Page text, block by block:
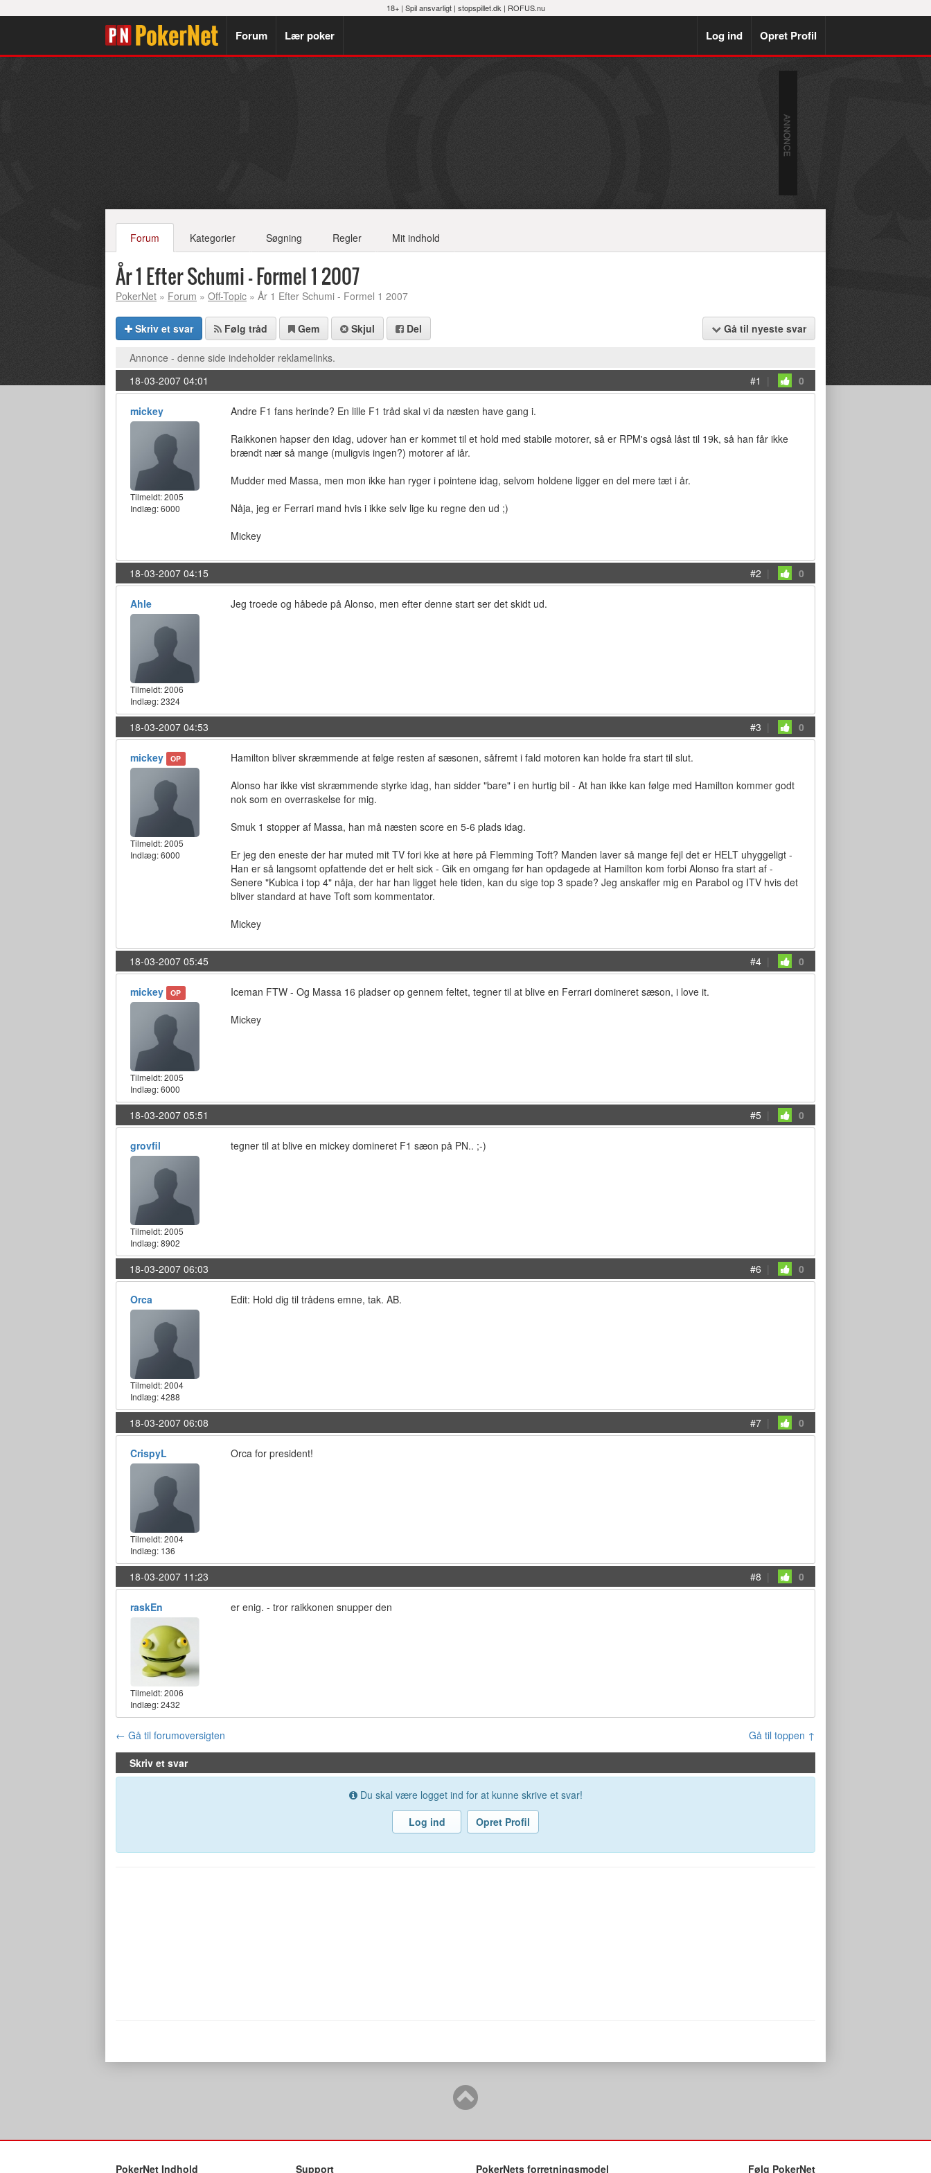
18+ | Spil ansvarligt| stopspillet.dk | ROFUS.nu
Forum Lær poker Log ind Opret Profil
Forum Kategorier Søgning Regler Mit indhold
År 1 Efter Schumi - Formel 1 2007
PokerNet » Forum » Off-Topic » År 1 Efter Schumi - Formel 1 2007
Skriv et svar Følg tråd Gem Skjul Del Gå til nyeste svar
Annonce - denne side indeholder reklamelinks.
18-03-2007 04:01
#1 | 0
mickey
Tilmeldt:2005
Indlæg: 6000
Andre F1 fans herinde? En lille F1 tråd skal vi da næsten have gang i.
Raikkonen hapser den idag, udover han er kommet til et hold med stabile motorer, så er RPM's også låst til 19k, så han får ikke
brændt nær så mange (muligvis ingen?) motorer af iår.
Mudder med Massa, men mon ikke han ryger i pointene idag, selvom holdene ligger en del mere tæt i år.
Nåja, jeg er Ferrari mand hvis i ikke selv lige ku regne den ud ;)
Mickey
18-03-2007 04:15 #2 | 0
Ahle
Tilmeldt:2006
Indlæg: 2324
Jeg troede og håbede på Alonso, men efter denne start ser det skidt ud.
18-03-2007 04:53 #3 | 0
mickey OP
Tilmeldt:2005
Indlæg: 6000
Hamilton bliver skræmmende at følge resten af sæsonen, såfremt i fald motoren kan holde fra start til slut.
Alonso har ikke vist skræmmende styrke idag, han sidder "bare" i en hurtig bil - At han ikke kan følge med Hamilton kommer godt
nok som en overraskelse for mig.
Smuk 1 stopper af Massa, han må næsten score en 5-6 plads idag.
Er jeg den eneste der har muted mit TV fori kke at høre på Flemming Toft? Manden laver så mange fejl det er HELT uhyggeligt -
Han er så langsomt opfattende det er helt sick - Gik en omgang før han opdagede at Hamilton kom forbi Alonso fra start af -
Senere "Kubica i top 4" nåja, der har han ligget hele tiden, kan du sige top 3 spade? Jeg anskaffer mig en Parabol og ITV hvis det
bliver standard at have Toft som kommentator.
Mickey
18-03-2007 05:45 #4 | 0
mickey OP
Tilmeldt:2005
Indlæg: 6000
Iceman FTW - Og Massa 16 pladser op gennem feltet, tegner til at blive en Ferrari domineret sæson, i love it.
Mickey
18-03-2007 05:51 #5 | 0
grovfil
Tilmeldt:2005
Indlæg: 8902
tegner til at blive en mickey domineret F1 sæon på PN.. ;-)
18-03-2007 06:03 #6 | 0
Orca
Tilmeldt:2004
Indlæg: 4288
Edit: Hold dig til trådens emne, tak. AB.
18-03-2007 06:08 #7 | 0
CrispyL
Tilmeldt:2004
Indlæg: 136
Orca for president!
18-03-2007 11:23 #8 | 0
raskEn
Tilmeldt:2006
Indlæg: 2432
er enig. - tror raikkonen snupper den
← Gå til forumoversigten
Gå til toppen ↑
Skriv et svar
Du skal være logget ind for at kunne skrive et svar!
Log ind
Opret Profil
PokerNet Indhold Support PokerNets forretningsmodel Følg PokerNet